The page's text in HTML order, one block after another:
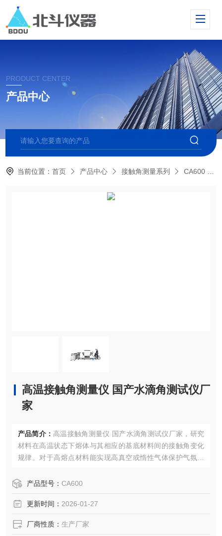
PRODUCT CENTER
产品中心
当前位置：首页 产品中心 接触角测量系列 CA600 高温接触角测量仪
高温接触角测量仪 国产水滴角测试仪厂
家
产品简介： 高温接触角测量仪 国产水滴角测试仪厂家，研究
材料在高温状态下熔体与其相应的基底材料间的接触角变化
规律。对于高熔点材料能实现高真空或惰性气体保护气氛下
的收缩、变形、融化、润湿、铺展及凝固行为进行图像化、
产品型号： CA600
更新时间： 2026-01-27
厂商性质： 生产厂家